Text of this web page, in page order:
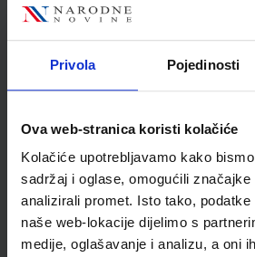
Privola Pojedinosti
Ova web-stranica koristi kolačiće
Kolačiće upotrebljavamo kako
sadržaj i oglase, omogućili
analizirali promet. Isto tako, podatke
naše web-lokacije dijelimo s
medije, oglašavanje i analizu, a oni
Kupci najčešće biraju..
udžbenike; dimenzije
433x272; tip 167